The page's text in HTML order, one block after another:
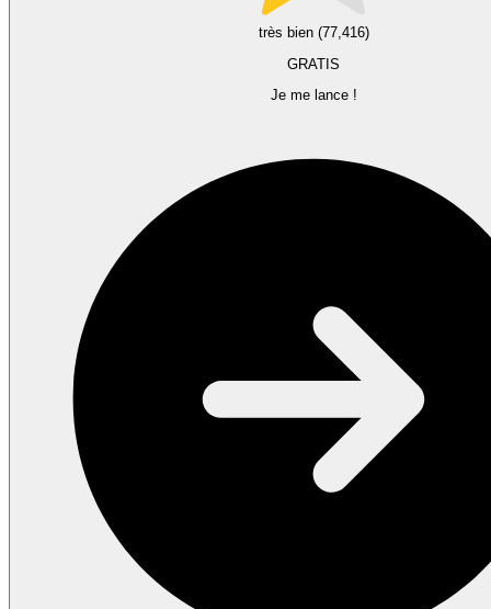
très bien (77,416)
GRATIS
Je me lance !